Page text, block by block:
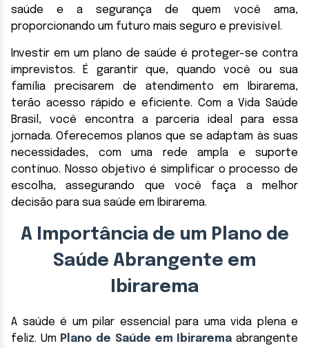
saúde e a segurança de quem você ama,
proporcionando um futuro mais seguro e previsível.
Investir em um plano de saúde é proteger-se contra
imprevistos. É garantir que, quando você ou sua
família precisarem de atendimento em Ibirarema,
terão acesso rápido e eficiente. Com a Vida Saúde
Brasil, você encontra a parceria ideal para essa
jornada. Oferecemos planos que se adaptam às suas
necessidades, com uma rede ampla e suporte
contínuo. Nosso objetivo é simplificar o processo de
escolha, assegurando que você faça a melhor
decisão para sua saúde em Ibirarema.
A Importância de um Plano de
Saúde Abrangente em
Ibirarema
A saúde é um pilar essencial para uma vida plena e
feliz. Um Plano de Saúde em Ibirarema abrangente